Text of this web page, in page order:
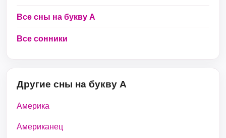
Все сны на букву А
Все сонники
Другие сны на букву А
Америка
Американец